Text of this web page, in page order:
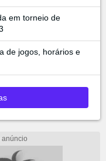
em torneio de
de jogos, horários e